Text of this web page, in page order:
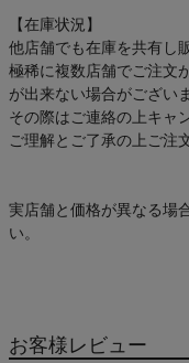
スタッフコーディネート
スタッフブログ
【在庫状況】
他店舗でも在庫を共有し
極稀に複数店舗でご注文
が出来ない場合がござい
その際はご連絡の上キャ
ご理解とご了承の上ご注
実店舗と価格が異なる場
い。
お客様レビュー